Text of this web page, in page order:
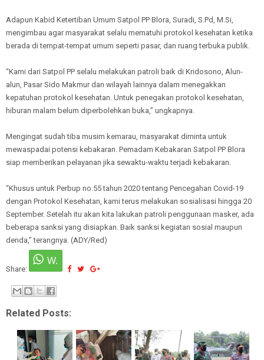
Adapun Kabid Ketertiban Umum Satpol PP Blora, Suradi, S.Pd, M.Si,
mengimbau agar masyarakat selalu mematuhi protokol kesehatan ketika
berada di tempat-tempat umum seperti pasar, dan ruang terbuka publik.
“Kami dari Satpol PP selalu melakukan patroli baik di Kridosono, Alun-
alun, Pasar Sido Makmur dan wilayah lainnya dalam menegakkan
kepatuhan protokol kesehatan. Untuk penegakan protokol kesehatan,
hiburan malam belum diperbolehkan buka,” ungkapnya.
Mengingat sudah tiba musim kemarau, masyarakat diminta untuk
mewaspadai potensi kebakaran. Pemadam Kebakaran Satpol PP Blora
siap memberikan pelayanan jika sewaktu-waktu terjadi kebakaran.
“Khusus untuk Perbup no.55 tahun 2020 tentang Pencegahan Covid-19
dengan Protokol Kesehatan, kami terus melakukan sosialisasi hingga 20
September. Setelah itu akan kita lakukan patroli penggunaan masker, ada
beberapa sanksi yang disiapkan. Baik sanksi kegiatan sosial maupun
denda,” terangnya. (ADY/Red)
Share:
Related Posts: